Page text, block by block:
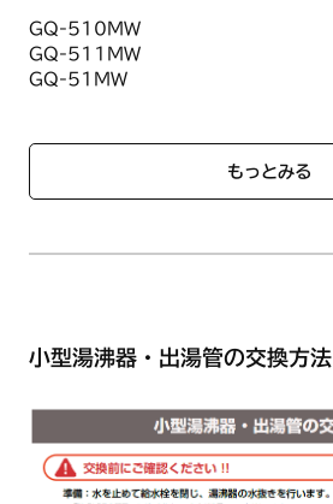
GQ-510MW
GQ-511MW
GQ-51MW
GQ-54MWZ
GQ-57MW
HY502
R5-30
YR530
もっとみる
小型湯沸器・出湯管の交換方法